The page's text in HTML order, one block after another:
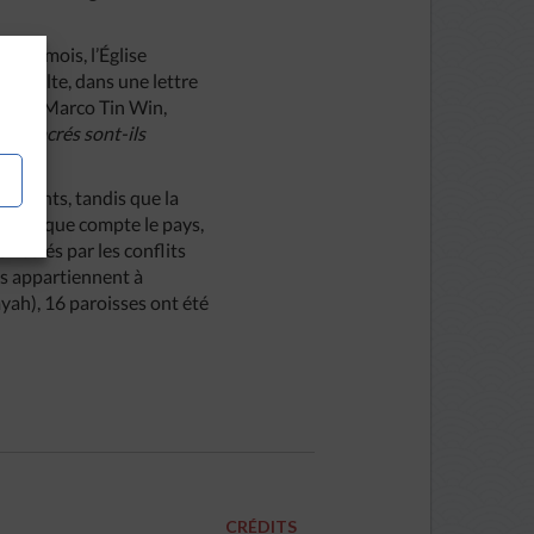
mois, l’Église
culte, dans une lettre
Mgr Marco Tin Win,
sacrés sont-ils
tandis que la
que compte le pays,
par les conflits
appartiennent à
16 paroisses ont été
CRÉDITS